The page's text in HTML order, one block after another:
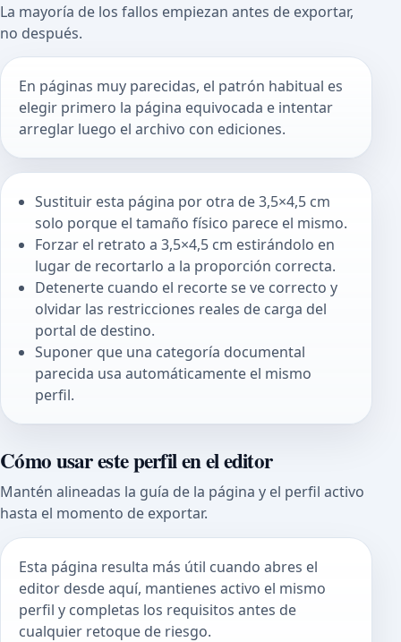
La mayoría de los fallos empiezan antes de exportar,
no después.
En páginas muy parecidas, el patrón habitual es
elegir primero la página equivocada e intentar
arreglar luego el archivo con ediciones.
Sustituir esta página por otra de 3,5×4,5 cm
solo porque el tamaño físico parece el mismo.
Forzar el retrato a 3,5×4,5 cm estirándolo en
lugar de recortarlo a la proporción correcta.
Detenerte cuando el recorte se ve correcto y
olvidar las restricciones reales de carga del
portal de destino.
Suponer que una categoría documental
parecida usa automáticamente el mismo
perfil.
Cómo usar este perfil en el editor
Mantén alineadas la guía de la página y el perfil activo
hasta el momento de exportar.
Esta página resulta más útil cuando abres el
editor desde aquí, mantienes activo el mismo
perfil y completas los requisitos antes de
cualquier retoque de riesgo.